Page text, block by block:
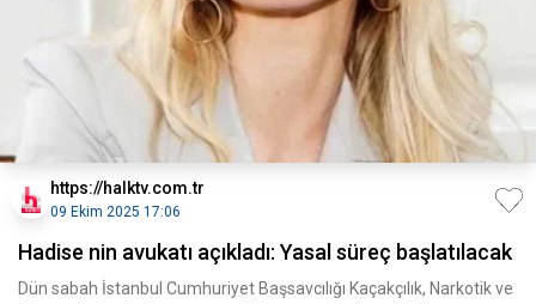
https://halktv.com.tr
09 Ekim 2025 17:06
Hadise nin avukatı açıkladı: Yasal süreç başlatılacak
Dün sabah İstanbul Cumhuriyet Başsavcılığı Kaçakçılık, Narkotik ve